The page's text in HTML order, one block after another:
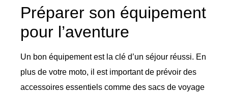
Préparer son équipement
pour l’aventure
Un bon équipement est la clé d’un séjour réussi. En
plus de votre moto, il est important de prévoir des
accessoires essentiels comme des sacs de voyage